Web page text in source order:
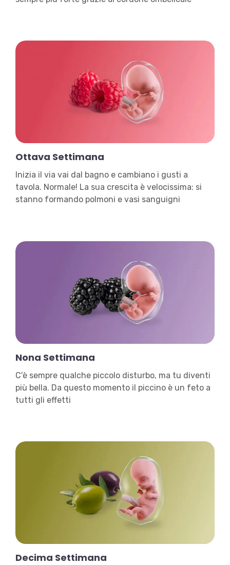
Ottava Settimana
Inizia il via vai dal bagno e cambiano i gusti a
tavola. Normale! La sua crescita è velocissima: si
stanno formando polmoni e vasi sanguigni
Nona Settimana
C'è sempre qualche piccolo disturbo, ma tu diventi
più bella. Da questo momento il piccino è un feto a
tutti gli effetti
Decima Settimana